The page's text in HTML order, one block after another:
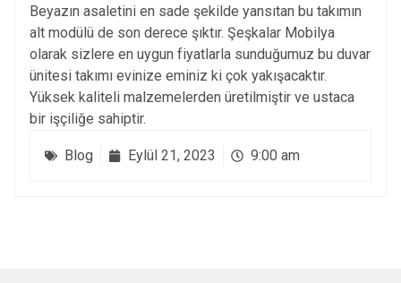
Beyazın asaletini en sade şekilde yansıtan bu takımın
alt modülü de son derece şıktır. Şeşkalar Mobilya
olarak sizlere en uygun fiyatlarla sunduğumuz bu duvar
ünitesi takımı evinize eminiz ki çok yakışacaktır.
Yüksek kaliteli malzemelerden üretilmiştir ve ustaca
bir işçiliğe sahiptir.
Blog Eylül 21, 2023 9:00 am